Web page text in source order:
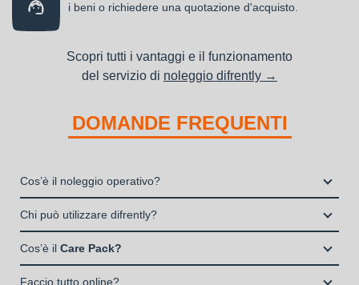
i beni o richiedere una quotazione d'acquisto.
Scopri tutti i vantaggi e il funzionamento
del servizio di noleggio difrently →
DOMANDE FREQUENTI
Cos’è il noleggio operativo?
Il noleggio, o locazione operativa, è una soluzione che
alla propria attività a fronte del pagamento di un canone fisso
periodico.
Chi può utilizzare difrently?
Liberi Professionisti e Studi Associati
Società di Capitali (S.p.A., S.r.l.)
Cos’è il Care Pack?
Il Care Pack è un servizio che include:
Faccio tutto online?